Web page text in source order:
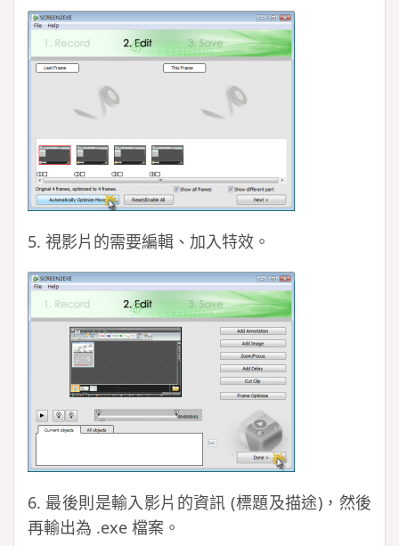
5. 視影片的需要編輯、加入特效。
6. 最後則是輸入影片的資訊 (標題及描途)，然後
再輸出為 .exe 檔案。